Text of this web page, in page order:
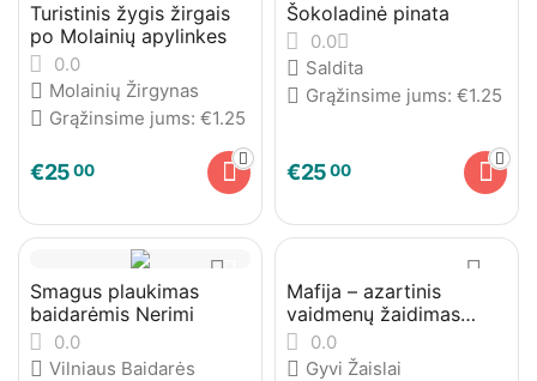
Turistinis žygis žirgais
po Molainių apylinkes
0.0
Molainių Žirgynas
Grąžinsime jums: €1.25
€2500
Šokoladinė pinata
0.0
Saldita
Grąžinsime jums: €1.25
€2500
Smagus plaukimas
baidarėmis Nerimi
0.0
Vilniaus Baidarės
Mafija – azartinis
vaidmenų žaidimas
grupėms
0.0
Gyvi Žaislai